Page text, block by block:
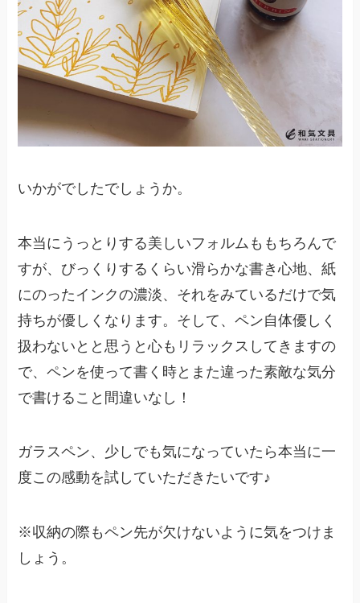
いかがでしたでしょうか。
本当にうっとりする美しいフォルムももちろんで
すが、びっくりするくらい滑らかな書き心地、紙
にのったインクの濃淡、それをみているだけで気
持ちが優しくなります。そして、ペン自体優しく
扱わないとと思うと心もリラックスしてきますの
で、ペンを使って書く時とまた違った素敵な気分
で書けること間違いなし！
ガラスペン、少しでも気になっていたら本当に一
度この感動を試していただきたいです♪
※収納の際もペン先が欠けないように気をつけま
しょう。